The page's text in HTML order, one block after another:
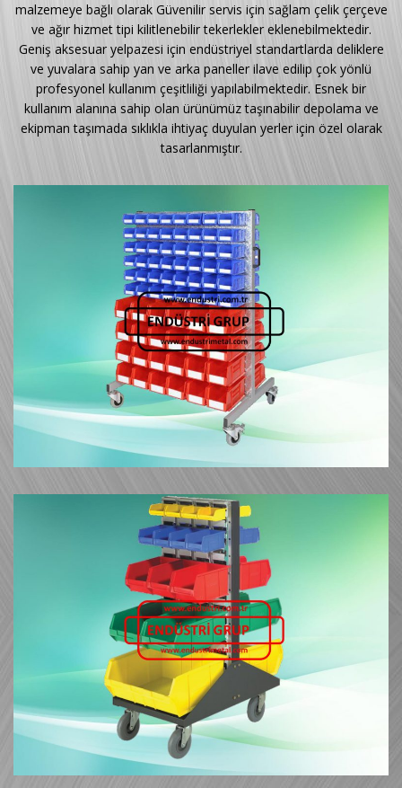
malzemeye bağlı olarak Güvenilir servis için sağlam çelik çerçeve
ve ağır hizmet tipi kilitlenebilir tekerlekler eklenebilmektedir.
Geniş aksesuar yelpazesi için endüstriyel standartlarda deliklere
ve yuvalara sahip yan ve arka paneller ilave edilip çok yönlü
profesyonel kullanım çeşitliliği yapılabilmektedir. Esnek bir
kullanım alanına sahip olan ürünümüz taşınabilir depolama ve
ekipman taşımada sıklıkla ihtiyaç duyulan yerler için özel olarak
tasarlanmıştır.